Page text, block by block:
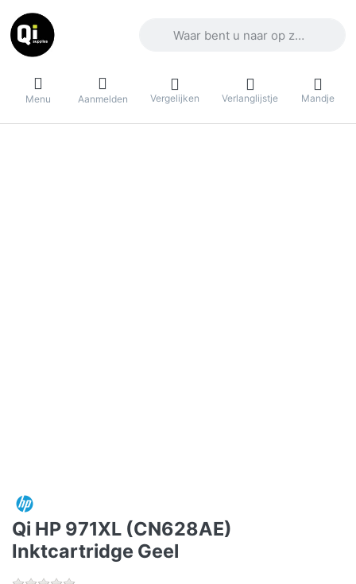
Menu Aanmelden Vergelijken Verlanglijstje Mandje
Qi HP 971XL (CN628AE)
Inktcartridge Geel